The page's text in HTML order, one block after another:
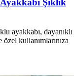
ayakkabı, dayanıklı
kullanımlarınıza